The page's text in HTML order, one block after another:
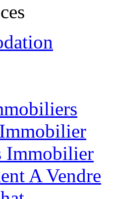
Immobilier
A Vendre